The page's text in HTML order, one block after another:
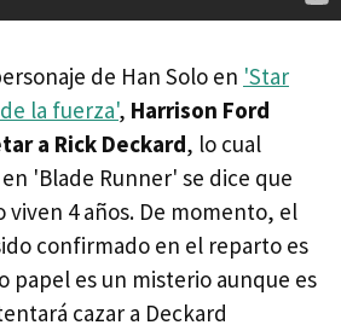
de Han Solo en 'Star
la fuerza', Harrison Ford
a Rick Deckard, lo cual
'Blade Runner' se dice que
viven 4 años. De momento, el
confirmado en el reparto es
papel es un misterio aunque es
cazar a Deckard